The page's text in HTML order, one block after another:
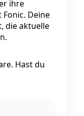
ihre
Deine
die aktuelle
Hast du